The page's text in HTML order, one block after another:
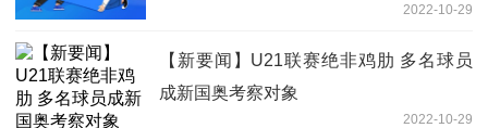
2022-10-29
【新要闻】U21联赛绝非鸡肋 多名球员
成新国奥考察对象
2022-10-29